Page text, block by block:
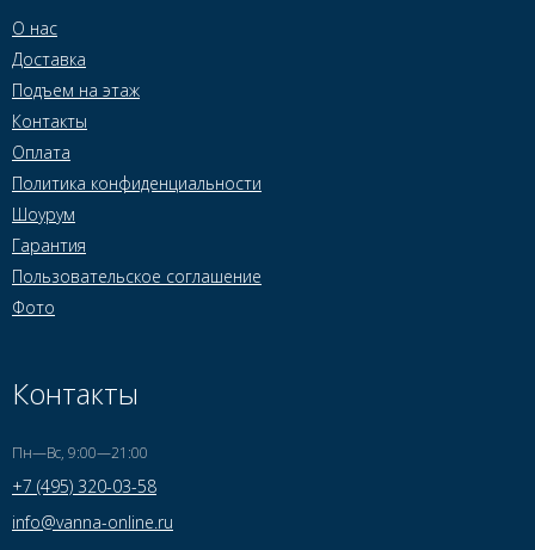
О нас
Доставка
Подъем на этаж
Контакты
Оплата
Политика конфиденциальности
Шоурум
Гарантия
Пользовательское соглашение
Фото
Контакты
Пн—Вс, 9:00—21:00
+7 (495) 320-03-58
info@vanna-online.ru